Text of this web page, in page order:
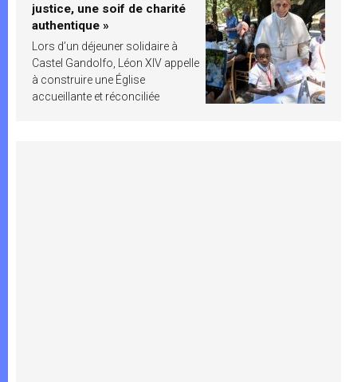
justice, une soif de charité
authentique »
Lors d’un déjeuner solidaire à
Castel Gandolfo, Léon XIV appelle
à construire une Église
accueillante et réconciliée